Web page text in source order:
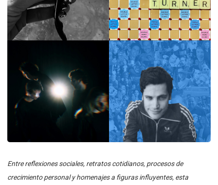
Entre reflexiones sociales, retratos cotidianos, procesos de
crecimiento personal y homenajes a figuras influyentes, esta